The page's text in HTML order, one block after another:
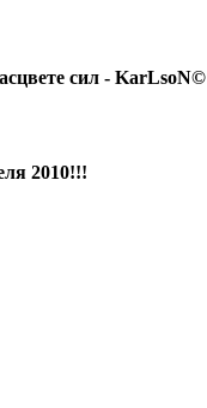
сил - KarLsoN©
2010!!!